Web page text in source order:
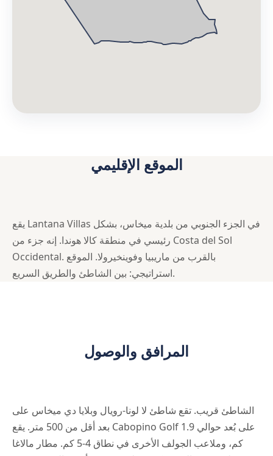
الموقع الإقليمي
يقع Lantana Villas في الجزء الجنوبي من بلدية ميخاس، بشكل
رئيسي في منطقة كالا هوندا. إنه جزء من Costa del Sol
Occidental. بالقرب من ماريبيا وفوينخيرولا. الموقع
استراتيجي: بين الشاطئ والطريق السريع.
المرافق والوصول
الشاطئ قريب. تقع شاطئ لا لونا-رويال وبلايا دي ميخاس على
بعد أقل من 500 متر. يقع Cabopino Golf على بُعد حوالي 1.9
كم، وملاعب الجولف الأخرى في نطاق 4-5 كم. مطار مالاغا